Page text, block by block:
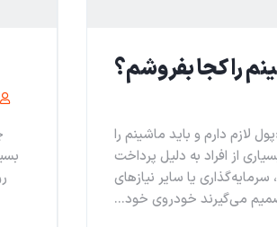
را کجا بفروشم؟
لازم دارم و باید ماشینم را
از افراد به دلیل پرداخت
یا سایر نیازهای
می‌گیرند خودروی خود...